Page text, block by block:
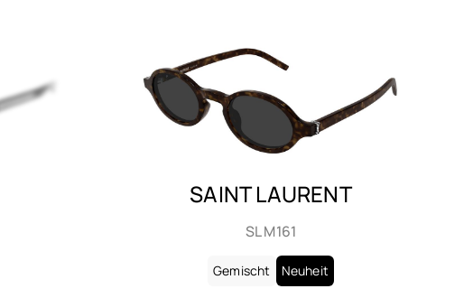
SAINT LAURENT
SL 905
Gemischt Neuheit